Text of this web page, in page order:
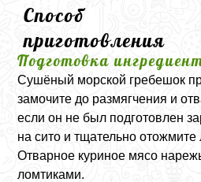
Способ
приготовления
Подготовка
Сушёный морской гребешок
замочите до размягчения и
если он не был подготовлен
на сито и тщательно
Отварное куриное мясо
ломтиками.